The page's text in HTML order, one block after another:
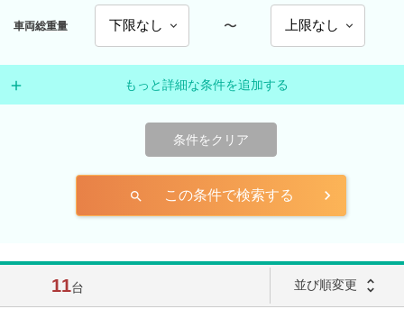
車両総重量 〜
もっと詳細な条件を追加する
条件をクリア
search この条件で検索する
11台 並び順変更 unfold_more